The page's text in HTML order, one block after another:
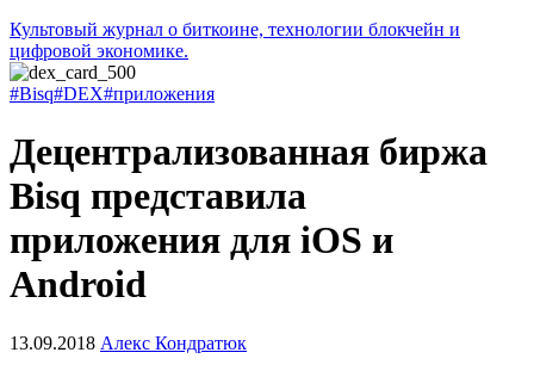
Культовый журнал о биткоине, технологии блокчейн и
цифровой экономике.
#Bisq#DEX#приложения
Децентрализованная биржа
Bisq представила
приложения для iOS и
Android
13.09.2018 Алекс Кондратюк